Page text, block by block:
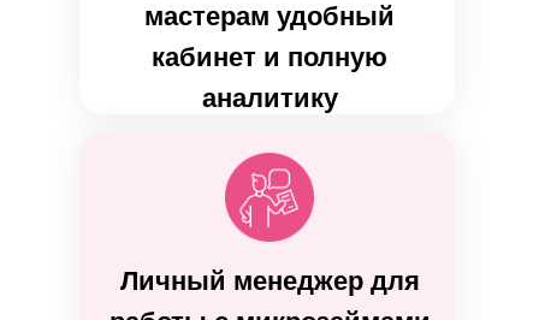
мастерам удобный
кабинет и полную
аналитику
Личный менеджер для